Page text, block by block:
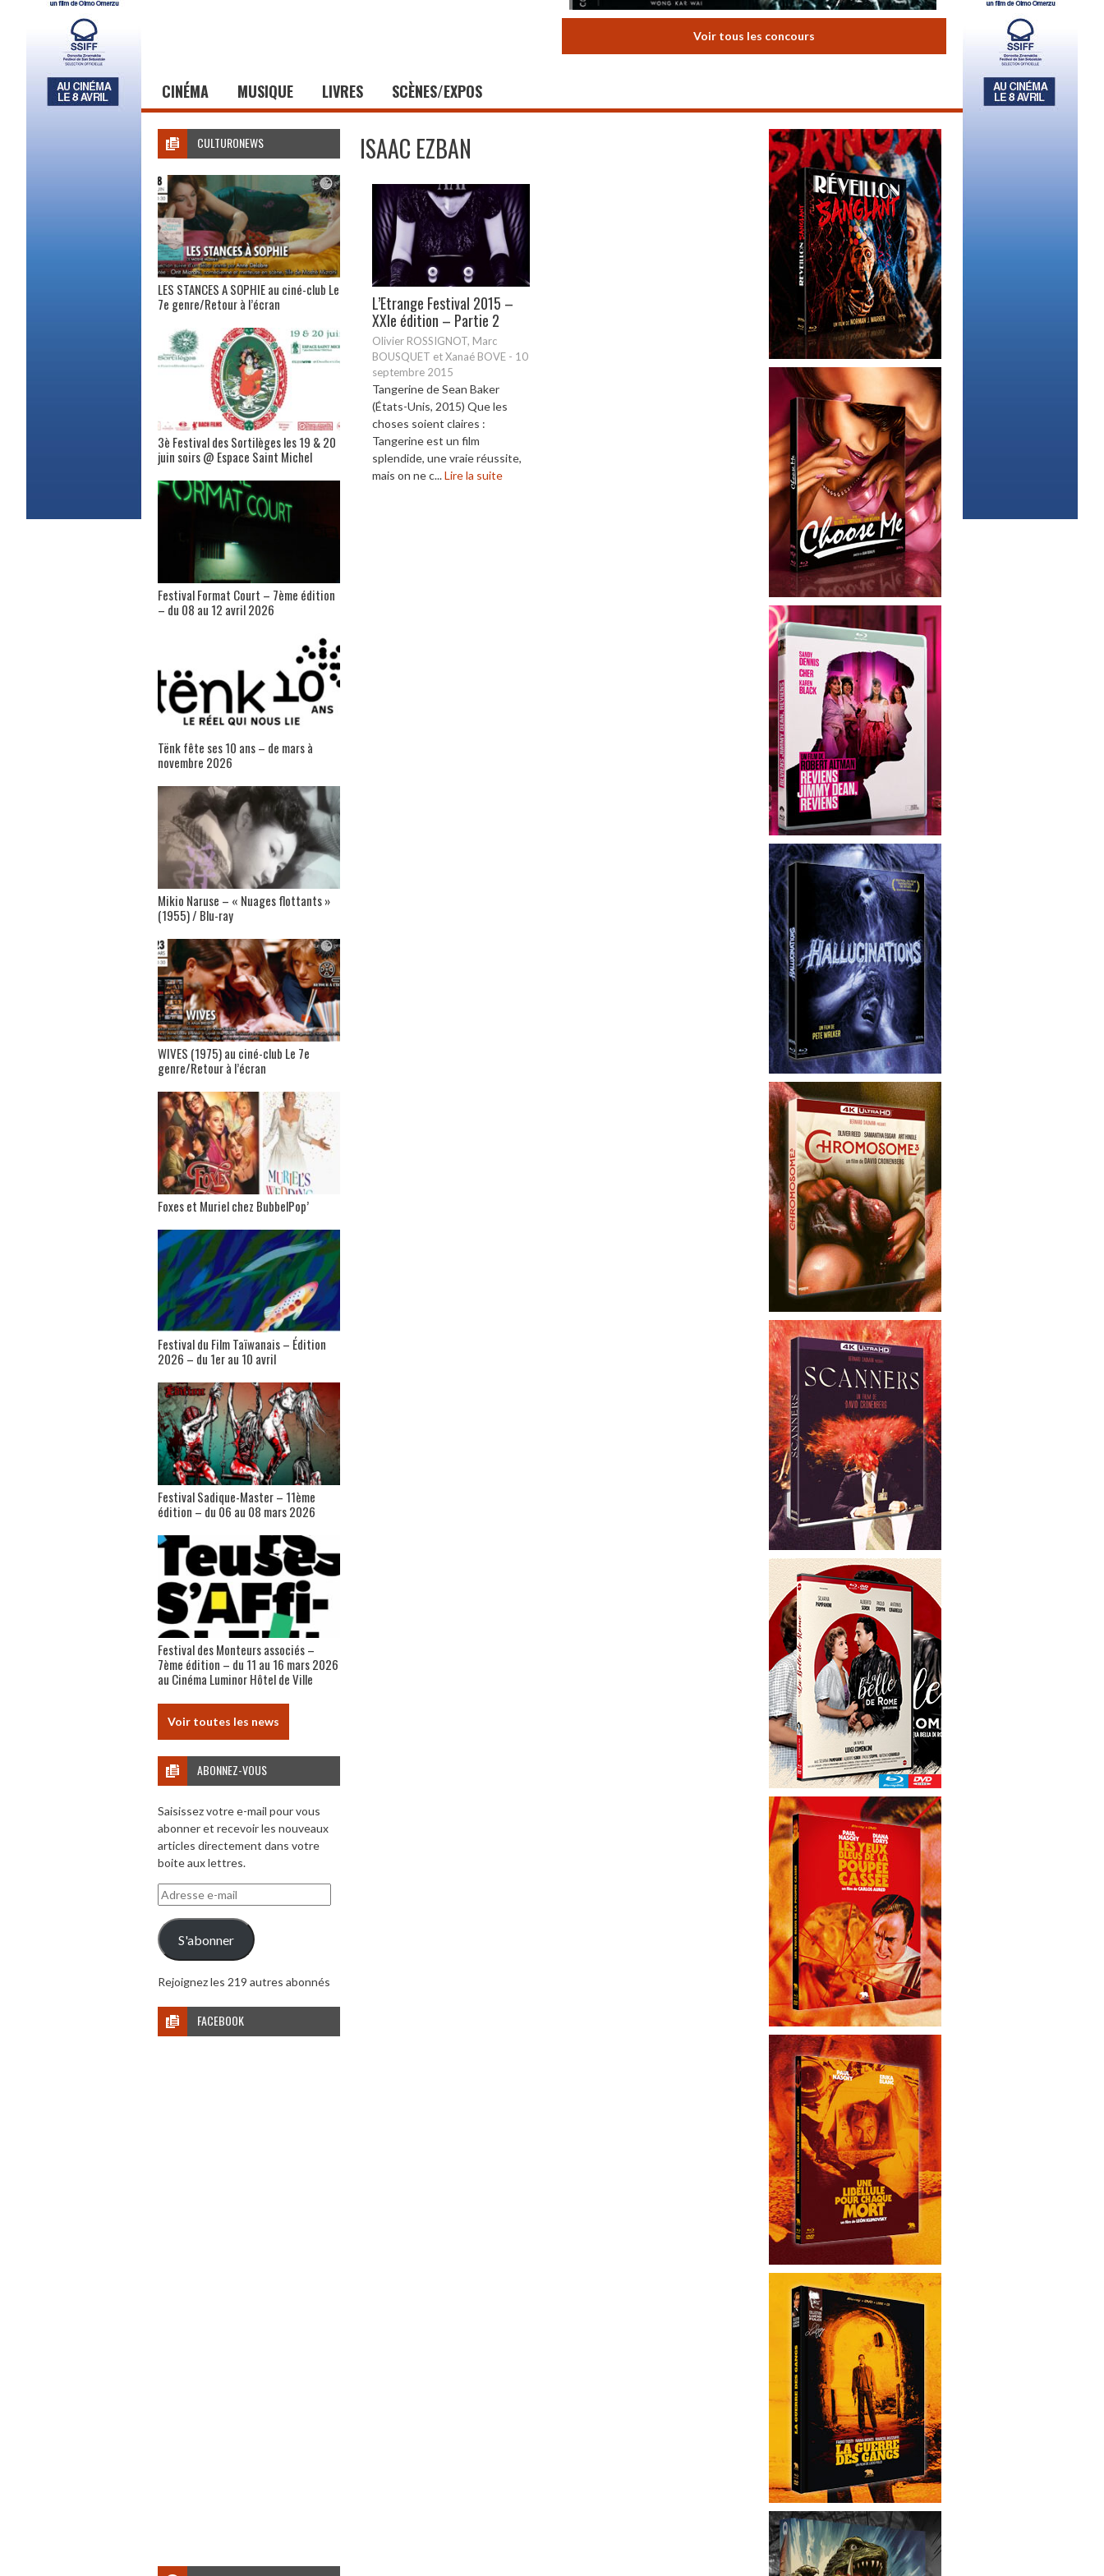
Voir tous les concours
CINÉMA MUSIQUE LIVRES SCÈNES/EXPOS
ISAAC EZBAN
L’Etrange Festival 2015 –
XXIe édition – Partie 2
Olivier ROSSIGNOT, Marc
BOUSQUET et Xanaé BOVE - 10
septembre 2015
Tangerine de Sean Baker
(États-Unis, 2015) Que les
choses soient claires :
Tangerine est un film
splendide, une vraie réussite,
mais on ne c...Lire la suite
CULTURONEWS
LES STANCES A SOPHIE au ciné-club Le
7e genre/Retour à l’écran
3è Festival des Sortilèges les 19 & 20
juin soirs @ Espace Saint Michel
Festival Format Court – 7ème édition
– du 08 au 12 avril 2026
Tënk fête ses 10 ans – de mars à
novembre 2026
Mikio Naruse – « Nuages flottants »
(1955) / Blu-ray
WIVES (1975) au ciné-club Le 7e
genre/Retour à l’écran
Foxes et Muriel chez BubbelPop’
Festival du Film Taïwanais – Édition
2026 – du 1er au 10 avril
Festival Sadique-Master – 11ème
édition – du 06 au 08 mars 2026
Festival des Monteurs associés –
7ème édition – du 11 au 16 mars 2026
au Cinéma Luminor Hôtel de Ville
Voir toutes les news
ABONNEZ-VOUS
Saisissez votre e-mail pour vous
abonner et recevoir les nouveaux
articles directement dans votre
boite aux lettres.
Adresse
e-
mail
S'abonner
Rejoignez les 219 autres abonnés
FACEBOOK